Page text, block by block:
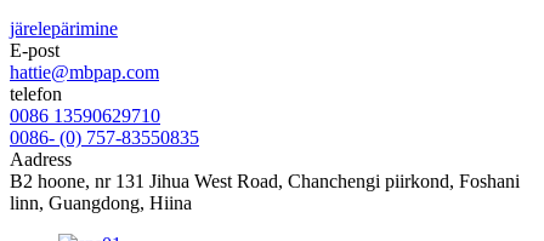
järelepärimine
E-post
hattie@mbpap.com
telefon
0086 13590629710
0086- (0) 757-83550835
Aadress
B2 hoone, nr 131 Jihua West Road, Chanchengi piirkond, Foshani
linn, Guangdong, Hiina